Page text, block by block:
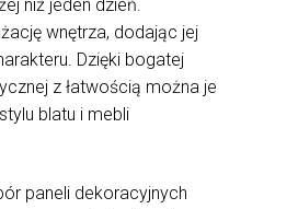
niż jeden dzień.
wnętrza, dodając jej
Dzięki bogatej
z łatwością można je
blatu i mebli
paneli dekoracyjnych